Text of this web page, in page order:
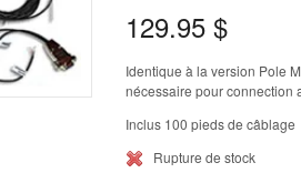
129.95 $
Identique à la version Pole
nécessaire pour connection
Inclus 100 pieds de câblage
Rupture de stock